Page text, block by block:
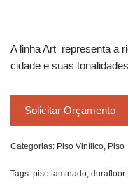
A linha Art representa a
cidade e suas
Solicitar Orçamento
Categorias: Piso Vinílico, Piso
Tags: piso laminado, durafloor